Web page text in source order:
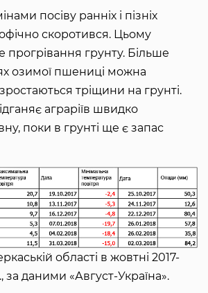
посіву ранніх і пізніх
скоротився. Цьому
грунту. Більше
озимої пшениці можна
тріщини на грунті.
аграріїв швидко
поки в грунті ще є запас
області в жовтні 2017-
за даними «Август-Україна».